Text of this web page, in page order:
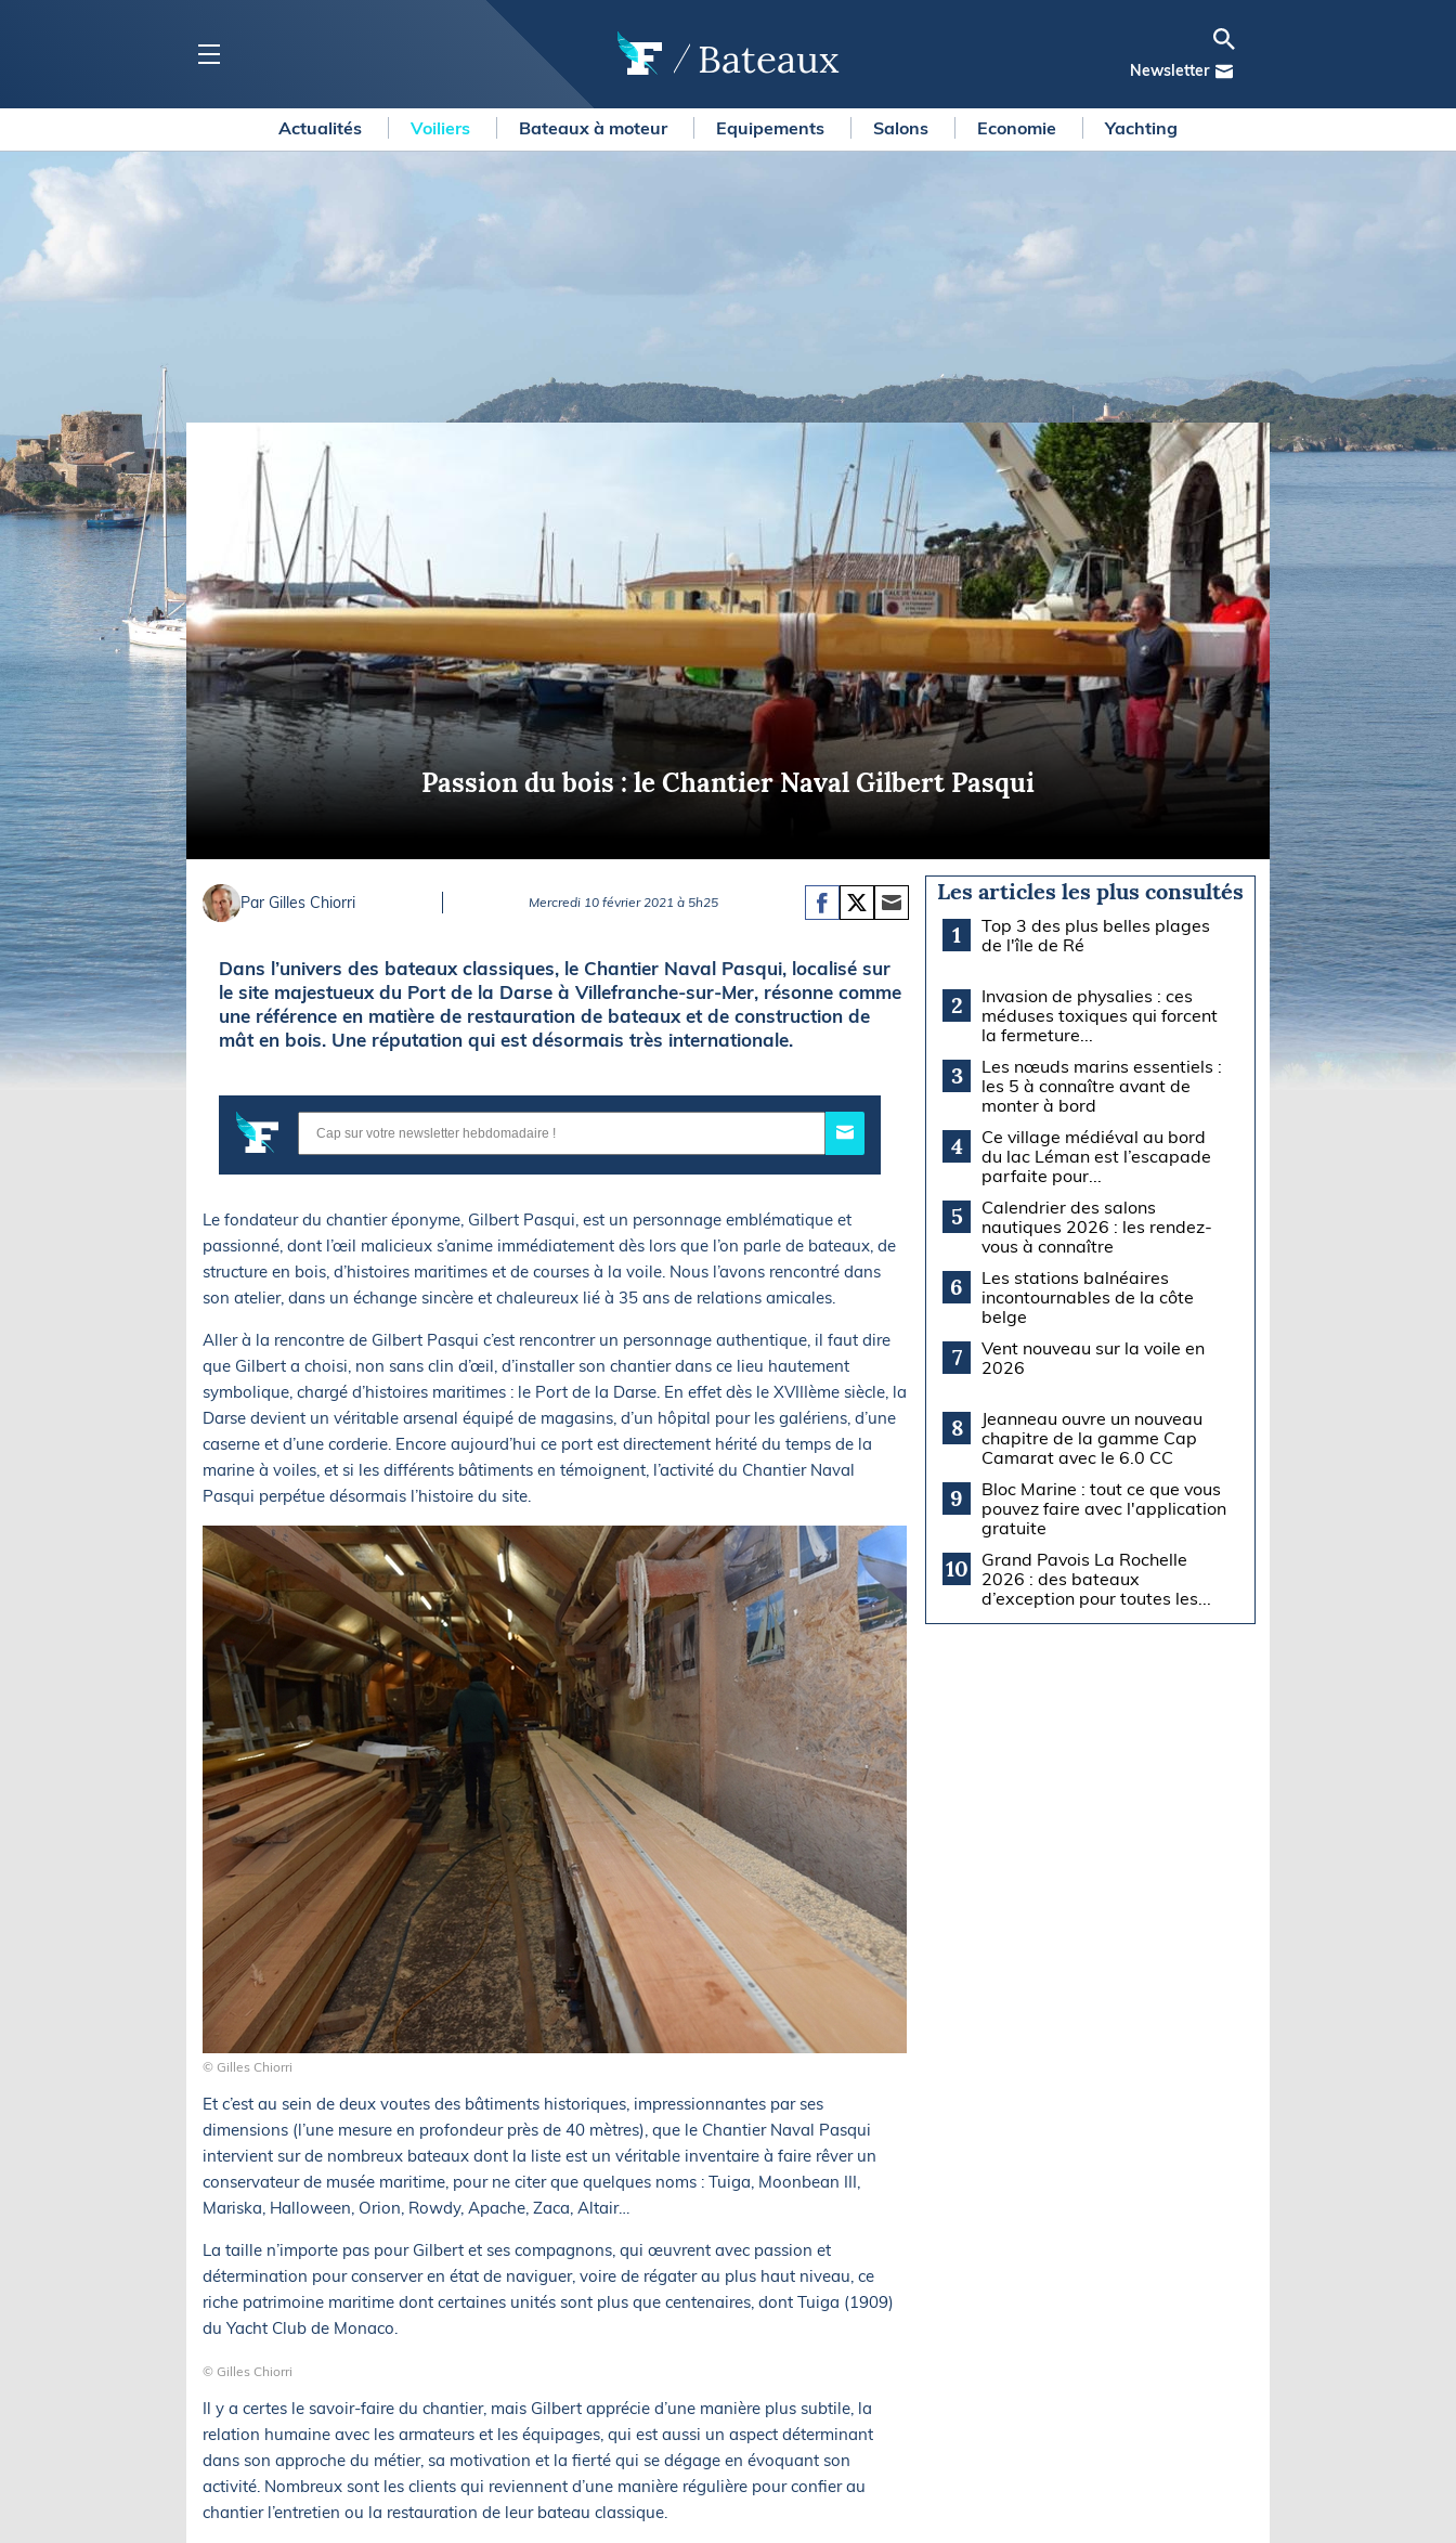
Bateaux Newsletter
rédaction
Collection Bloc Marine
Bateaux à moteur
Equipements
Economie
Yachting
Régates
Transat Paprec
Route du Rhum - Destination
Guadeloupe
Pêche en mer
Glisse
Culture nautique
Nos magazines
La newsletter
METEO CONSULT Marine
Briefings
FLASH INFO
Actualités Voiliers Bateaux à moteur Equipements Salons Economie Yachting
Passion du bois : le Chantier Naval Gilbert Pasqui
Par Gilles Chiorri Mercredi 10 février 2021 à 5h25
Dans l’univers des bateaux classiques, le Chantier Naval Pasqui, localisé sur
le site majestueux du Port de la Darse à Villefranche-sur-Mer, résonne comme
une référence en matière de restauration de bateaux et de construction de
mât en bois. Une réputation qui est désormais très internationale.
Le fondateur du chantier éponyme, Gilbert Pasqui, est un personnage emblématique et
passionné, dont l’œil malicieux s’anime immédiatement dès lors que l’on parle de bateaux, de
structure en bois, d’histoires maritimes et de courses à la voile. Nous l’avons rencontré dans
son atelier, dans un échange sincère et chaleureux lié à 35 ans de relations amicales.
Aller à la rencontre de Gilbert Pasqui c’est rencontrer un personnage authentique, il faut dire
que Gilbert a choisi, non sans clin d’œil, d’installer son chantier dans ce lieu hautement
symbolique, chargé d’histoires maritimes : le Port de la Darse. En effet dès le XVIIIème siècle, la
Darse devient un véritable arsenal équipé de magasins, d’un hôpital pour les galériens, d’une
caserne et d’une corderie. Encore aujourd’hui ce port est directement hérité du temps de la
marine à voiles, et si les différents bâtiments en témoignent, l’activité du Chantier Naval
Pasqui perpétue désormais l’histoire du site.
© Gilles Chiorri
Et c’est au sein de deux voutes des bâtiments historiques, impressionnantes par ses
dimensions (l’une mesure en profondeur près de 40 mètres), que le Chantier Naval Pasqui
intervient sur de nombreux bateaux dont la liste est un véritable inventaire à faire rêver un
conservateur de musée maritime, pour ne citer que quelques noms : Tuiga, Moonbean III,
Mariska, Halloween, Orion, Rowdy, Apache, Zaca, Altair…
La taille n’importe pas pour Gilbert et ses compagnons, qui œuvrent avec passion et
détermination pour conserver en état de naviguer, voire de régater au plus haut niveau, ce
riche patrimoine maritime dont certaines unités sont plus que centenaires, dont Tuiga (1909)
du Yacht Club de Monaco.
© Gilles Chiorri
Il y a certes le savoir-faire du chantier, mais Gilbert apprécie d’une manière plus subtile, la
relation humaine avec les armateurs et les équipages, qui est aussi un aspect déterminant
dans son approche du métier, sa motivation et la fierté qui se dégage en évoquant son
activité. Nombreux sont les clients qui reviennent d’une manière régulière pour confier au
chantier l’entretien ou la restauration de leur bateau classique.
Les articles les plus consultés
1
Top 3 des plus belles plages
de l'île de Ré
2
Invasion de physalies : ces
méduses toxiques qui forcent
la fermeture...
3
Les nœuds marins essentiels :
les 5 à connaître avant de
monter à bord
4
Ce village médiéval au bord
du lac Léman est l’escapade
parfaite pour...
5
Calendrier des salons
nautiques 2026 : les rendez-
vous à connaître
6
Les stations balnéaires
incontournables de la côte
belge
7
Vent nouveau sur la voile en
2026
8
Jeanneau ouvre un nouveau
chapitre de la gamme Cap
Camarat avec le 6.0 CC
9
Bloc Marine : tout ce que vous
pouvez faire avec l'application
gratuite
10
Grand Pavois La Rochelle
2026 : des bateaux
d’exception pour toutes les...